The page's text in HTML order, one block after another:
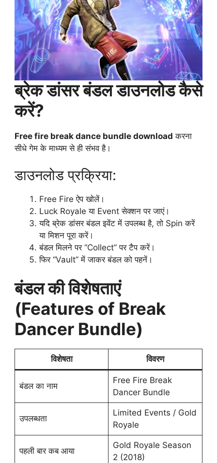
ब्रेक डांसर बंडल डाउनलोड कैसे
करें?
Free fire break dance bundle download करना
सीधे गेम के माध्यम से ही संभव है।
डाउनलोड प्रक्रिया:
Free Fire ऐप खोलें।
Luck Royale या Event सेक्शन पर जाएं।
यदि ब्रेक डांसर बंडल इवेंट में उपलब्ध है, तो Spin करें
या मिशन पूरा करें।
बंडल मिलने पर “Collect” पर टैप करें।
फिर “Vault” में जाकर बंडल को पहनें।
बंडल की विशेषताएं
(Features of Break
Dancer Bundle)
विशेषता विवरण
बंडल का नाम
Free Fire Break
Dancer Bundle
उपलब्धता
Limited Events / Gold
Royale
पहली बार कब आया
Gold Royale Season
2 (2018)